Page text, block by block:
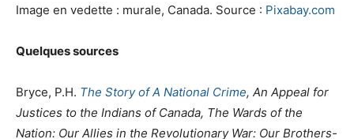
Image en vedette : murale, Canada. Source : Pixabay.com
Quelques sources
Bryce, P.H. The Story of A National Crime, An Appeal for
Justices to the Indians of Canada, The Wards of the
Nation: Our Allies in the Revolutionary War: Our Brothers-